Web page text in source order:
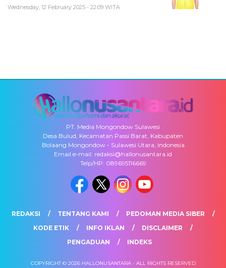
Wednesday, 12 February 2025 - 22:09 WITA
PT. Media Mongondow Sulawesi
Desa Bulud, Kecamatan Passi Barat, Kabupaten
Bolaang Mongondow - Sulawesi Utara, Indonesia
Email e-mail: redaksi@hallonusantara.id
Telp/HP: 089695116669
REDAKSI TENTANG KAMI
PEDOMAN MEDIA SIBER
KODE ETIK
INFO IKLAN
DISCLAIMER
PENGADUAN
INDEKS
COPYRIGHT © 2026 HALLONUSANTARA - ALL RIGHTS RESERVED